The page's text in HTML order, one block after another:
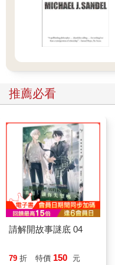
子。如果你接觸過渾身散
人互動是什麼感覺。潛在
或要求更多（或兩者皆有
急，多半只會猶豫，不確
眼前的廠商缺乏自信，是
如果是急著找生意做，那
為了脫離舒適圈，那他大
亞歷斯是朋友介紹給我的
了亞歷斯的作品，欣賞的
事。我向來偏愛像他工作
戶合作，但心裡明白，我
樣還不如跟小生意人合作
生，心靈便會更充實。一
他創業，這是很英勇的。
了。我看過許多夫妻的小
人，最後只能關門。我看
作的專業人士的行事曆空
知道他們全家的壓力有多
推薦必看
請解開故事謎底 04
79 折 特價 150 元